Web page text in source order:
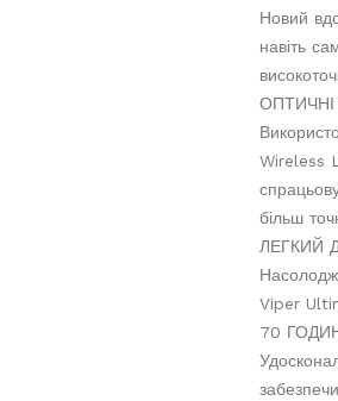
Новий
навіть
ОПТИЧНІ
Wireless
більш
ЛЕГКИЙ
Viper
70